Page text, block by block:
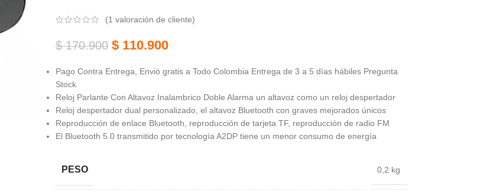
(1 valoración de cliente)
$170.900 $110.900
Pago Contra Entrega, Envió gratis a Todo Colombia Entrega de 3 a 5 días hábiles Pregunta
Stock
Reloj Parlante Con Altavoz Inalambrico Doble Alarma un altavoz como un reloj despertador
Reloj despertador dual personalizado, el altavoz Bluetooth con graves mejorados únicos
Reproducción de enlace Bluetooth, reproducción de tarjeta TF, reproducción de radio FM
El Bluetooth 5.0 transmitido por tecnología A2DP tiene un menor consumo de energía
PESO 0,2 kg